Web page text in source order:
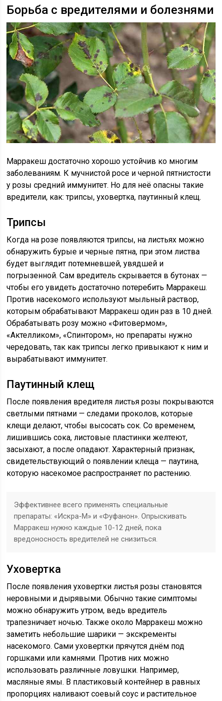
Борьба с вредителями и болезнями
Марракеш достаточно хорошо устойчив ко многим
заболеваниям. К мучнистой росе и черной пятнистости
у розы средний иммунитет. Но для неё опасны такие
вредители, как: трипсы, уховертка, паутинный клещ.
Трипсы
Когда на розе появляются трипсы, на листьях можно
обнаружить бурые и черные пятна, при этом листва
будет выглядит потемневшей, увядшей и
погрызенной. Сам вредитель скрывается в бутонах —
чтобы его увидеть достаточно потеребить Марракеш.
Против насекомого используют мыльный раствор,
которым обрабатывают Марракеш один раз в 10 дней.
Обрабатывать розу можно «Фитовермом»,
«Актелликом», «Спинтором», но препараты нужно
чередовать, так как трипсы легко привыкают к ним и
вырабатывают иммунитет.
Паутинный клещ
После появления вредителя листья розы покрываются
светлыми пятнами — следами проколов, которые
клещи делают, чтобы высосать сок. Со временем,
лишившись сока, листовые пластинки желтеют,
засыхают, а после опадают. Характерный признак,
свидетельствующий о появлении клеща — паутина,
которую насекомое распространяет по растению.
Эффективнее всего применять специальные
препараты: «Искра-М» и «Фуфанон». Опрыскивать
Марракеш нужно каждые 10-12 дней, пока
вредоносность вредителей не снизиться.
Уховертка
После появления уховертки листья розы становятся
неровными и дырявыми. Обычно такие симптомы
можно обнаружить утром, ведь вредитель
трапезничает ночью. Также около Марракеш можно
заметить небольшие шарики — экскременты
насекомого. Сами уховертки прячутся днём под
горшками или камнями. Против них можно
использовать различные ловушки. Например,
масляные ямы. В пластиковый контейнер в равных
пропорциях наливают соевый соус и растительное